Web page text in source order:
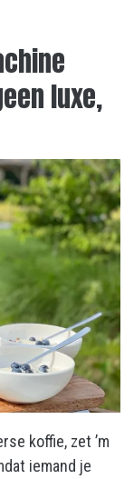
luxe,
koffie, zet ’m
iemand je